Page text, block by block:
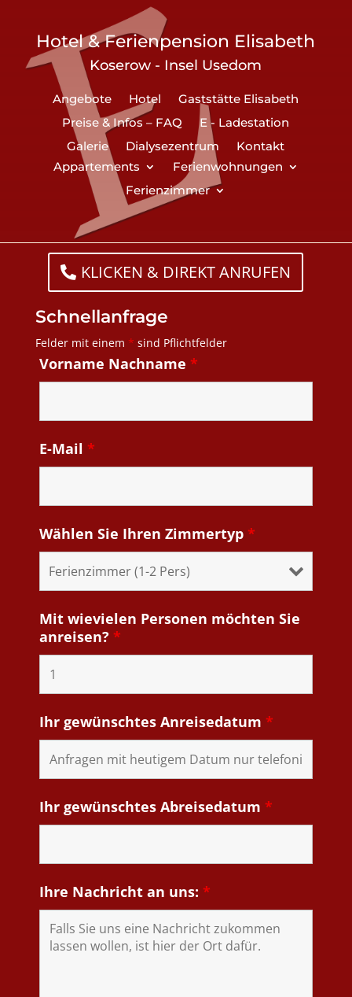
Hotel & Ferienpension Elisabeth
Koserow - Insel Usedom
Angebote Hotel
Gaststätte Elisabeth
Preise & Infos – FAQ
E - Ladestation
Galerie
Dialysezentrum
Kontakt
Appartements
Ferienwohnungen
Ferienzimmer
KLICKEN & DIREKT ANRUFEN
Schnellanfrage
Felder mit einem * sind Pflichtfelder
Vorname Nachname *
E-Mail *
Wählen Sie Ihren Zimmertyp *
Mit wievielen Personen möchten Sie
anreisen? *
Ihr gewünschtes Anreisedatum *
Ihr gewünschtes Abreisedatum *
Ihre Nachricht an uns: *